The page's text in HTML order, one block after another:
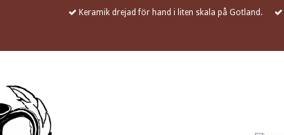
Keramik drejad för hand i liten skala på Gotland.